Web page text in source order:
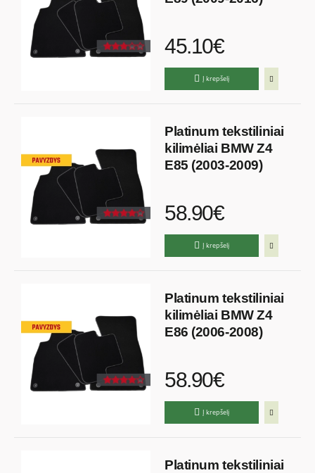
45.10€
Į krepšelį
Platinum tekstiliniai
kilimėliai BMW Z4
E85 (2003-2009)
58.90€
Į krepšelį
Platinum tekstiliniai
kilimėliai BMW Z4
E86 (2006-2008)
58.90€
Į krepšelį
Platinum tekstiliniai